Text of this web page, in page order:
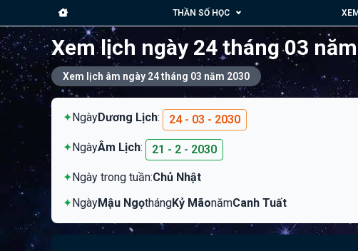
THẦN SỐ HỌC
Xem lịch ngày 24 tháng 03
Xem lịch âm ngày 24 tháng 03 năm 2030
✦NgàyDương Lịch: 24 - 03 - 2030
✦NgàyÂm Lịch: 21 - 2 - 2030
✦Ngày trong tuần:Chủ Nhật
✦NgàyMậu NgọthángKỷ MãonămCanh Tuất